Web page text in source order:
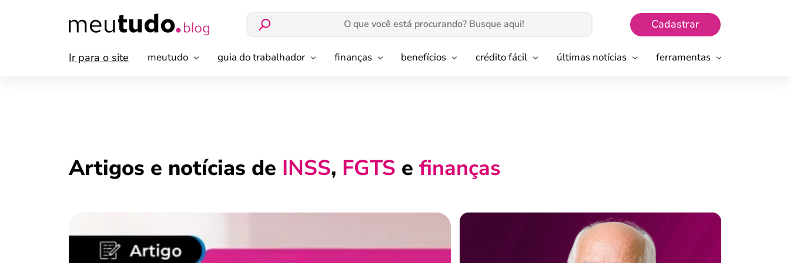
Cadastrar
Ir para o site meutudo guia do trabalhador finanças benefícios crédito fácil últimas notícias ferramentas
Artigos e notícias de INSS, FGTS e finanças